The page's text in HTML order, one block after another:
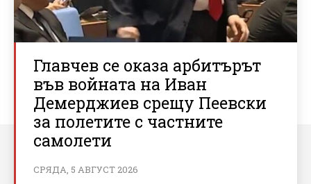
Главчев се оказа арбитърът
във войната на Иван
Демерджиев срещу Пеевски
за полетите с частните
самолети
СРЯДА, 5 АВГУСТ 2026